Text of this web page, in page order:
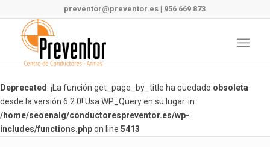
preventor@preventor.es | 956 669 873
Deprecated : ¡La función get_page_by_title ha quedado obsoleta
desde la versión 6.2.0! Usa WP_Query en su lugar. in
/home/seoenalg/conductorespreventor.es/wp-
includes/functions.phpon line 5413